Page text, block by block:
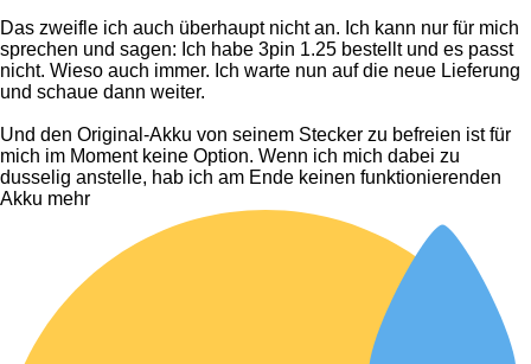
Das zweifle ich auch überhaupt nicht an. Ich kann nur für mich
sprechen und sagen: Ich habe 3pin 1.25 bestellt und es passt
nicht. Wieso auch immer. Ich warte nun auf die neue Lieferung
und schaue dann weiter.
Und den Original-Akku von seinem Stecker zu befreien ist für
mich im Moment keine Option. Wenn ich mich dabei zu
dusselig anstelle, hab ich am Ende keinen funktionierenden
Akku mehr